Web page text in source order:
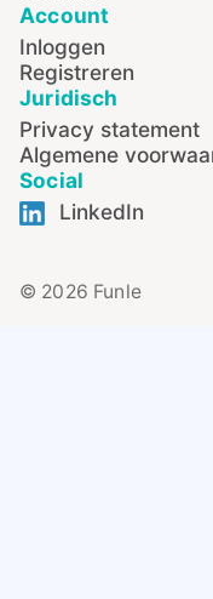
Account
Inloggen
Registreren
Juridisch
Privacy statement
Algemene
Social
LinkedIn
© 2026 Funle